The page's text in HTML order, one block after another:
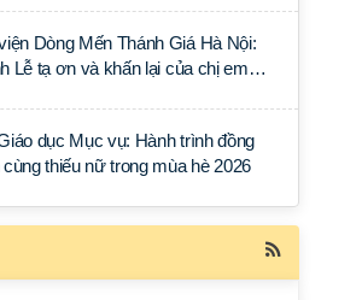
Dòng Mến Thánh Giá Hà Nội:
Lễ tạ ơn và khấn lại của chị em
dục Mục vụ: Hành trình đồng
cùng thiếu nữ trong mùa hè 2026